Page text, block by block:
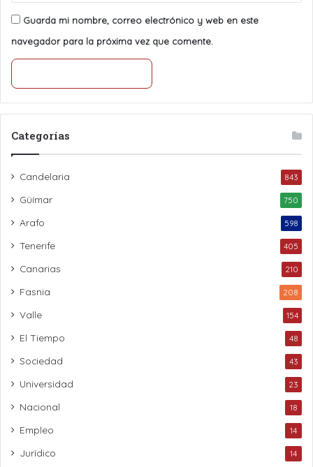
Guarda mi nombre, correo electrónico y web en este
navegador para la próxima vez que comente.
Categorías
Candelaria 843
Güímar 750
Arafo 598
Tenerife 405
Canarias 210
Fasnia 208
Valle 154
El Tiempo 48
Sociedad 43
Universidad 23
Nacional 18
Empleo 14
Jurídico 14